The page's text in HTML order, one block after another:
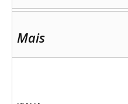
Mais